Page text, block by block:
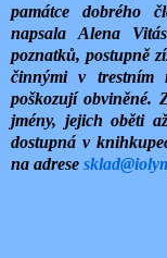
památce dobrého
napsala Alena
poznatků, postupně
činnými v trestním
poškozují obviněné.
jmény, jejich oběti
dostupná v
na adrese